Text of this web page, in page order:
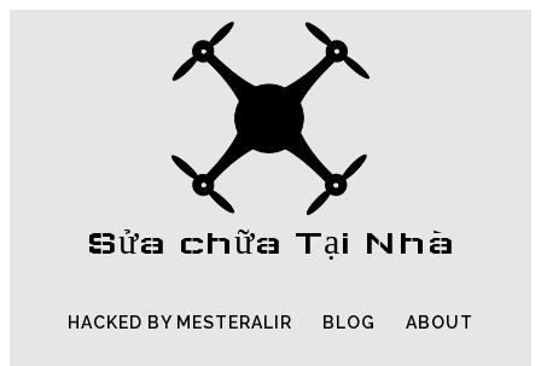
Sửa chữa Tại Nhà
HACKED BY MESTERALIR BLOG ABOUT